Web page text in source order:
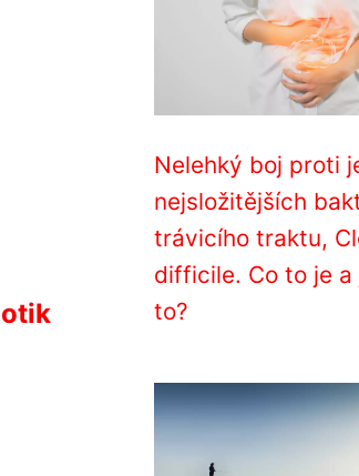
Nelehký boj proti
nejsložitějších
trávicího traktu,
difficile. Co to je a
to?